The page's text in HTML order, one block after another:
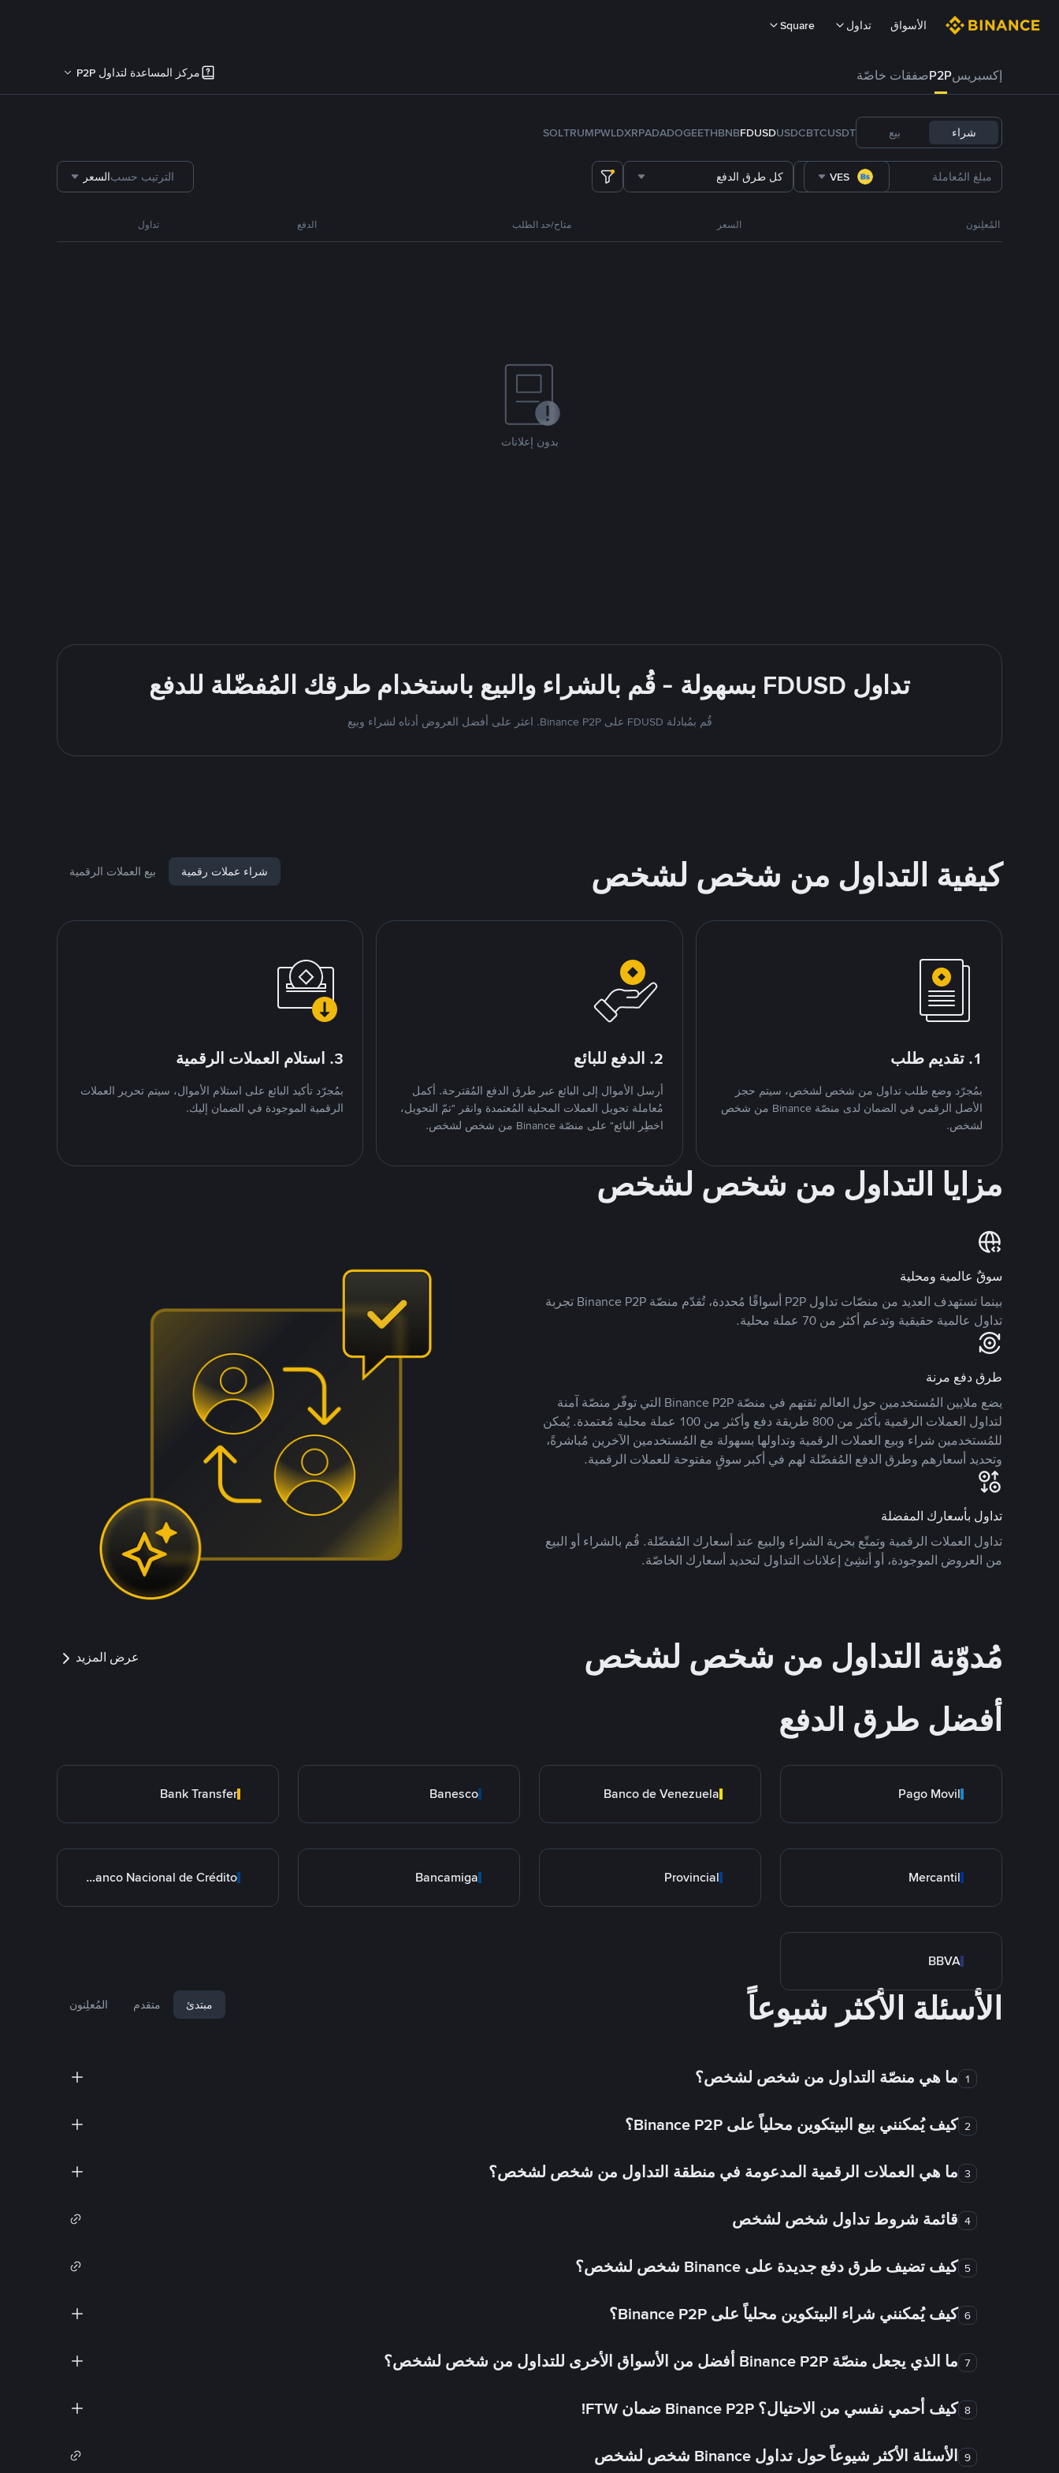
الأسواق تداول Square
إكسبريسP2Pصفقات خاصّة مركز المساعدة لتداول P2P
شراء بيع USDT
BTC
USDC
FDUSD
BNB
ETH
DOGE
ADA
XRP
WLD
TRUMP
SOL
VES كل طرق الدفع الترتيب حسبالسعر
المُعلِنون السعر متاح/حد الطلب الدفع تداول
بدون إعلانات
تداول FDUSD بسهولة - قُم بالشراء والبيع باستخدام طرقك المُفضّلة للدفع
قُم بمُبادلة FDUSD على Binance P2P. اعثر على أفضل العروض أدناه لشراء وبيع
كيفية التداول من شخص لشخص شراء عملات رقمية بيع العملات الرقمية
1. تقديم طلب
بمُجرّد وضع طلب تداول من شخص لشخص، سيتم حجز
الأصل الرقمي في الضمان لدى منصّة Binance من شخص
لشخص.
2. الدفع للبائع
أرسل الأموال إلى البائع عبر طرق الدفع المُقترحة. أكمل
مُعاملة تحويل العملات المحلية المُعتمدة وانقر "تمّ التحويل،
اخطِر البائع" على منصّة Binance من شخص لشخص.
3. استلام العملات الرقمية
بمُجرّد تأكيد البائع على استلام الأموال، سيتم تحرير العملات
الرقمية الموجودة في الضمان إليك.
مزايا التداول من شخص لشخص
سوقٌ عالمية ومحلية
بينما تستهدف العديد من منصّات تداول P2P أسواقًا مُحددة، تُقدّم منصّة Binance P2P تجربة
تداول عالمية حقيقية وتدعم أكثر من 70 عملة محلية.
طرق دفع مرنة
يضع ملايين المُستخدمين حول العالم ثقتهم في منصّة Binance P2P التي توفّر منصّة آمنة
لتداول العملات الرقمية بأكثر من 800 طريقة دفع وأكثر من 100 عملة محلية مُعتمدة. يُمكن
للمُستخدمين شراء وبيع العملات الرقمية وتداولها بسهولة مع المُستخدمين الآخرين مُباشرةً،
وتحديد أسعارهم وطرق الدفع المُفضّلة لهم في أكبر سوقٍ مفتوحة للعملات الرقمية.
تداول بأسعارك المفضلة
تداول العملات الرقمية وتمتّع بحرية الشراء والبيع عند أسعارك المُفضّلة. قُم بالشراء أو البيع
من العروض الموجودة، أو أنشِئ إعلانات التداول لتحديد أسعارك الخاصّة.
مُدوّنة التداول من شخص لشخص عرض المزيد
أفضل طرق الدفع
Pago Movil
Banco de Venezuela
Banesco
Bank Transfer
Mercantil
Provincial
Bancamiga
BNC Banco Nacional de Crédito
BBVA
الأسئلة الأكثر شيوعاً مبتدئ متقدم المُعلِنون
1 ما هي منصّة التداول من شخص لشخص؟
2 كيف يُمكنني بيع البيتكوين محلياً على Binance P2P؟
3 ما هي العملات الرقمية المدعومة في منطقة التداول من شخص لشخص؟
4 قائمة شروط تداول شخص لشخص
5 كيف تضيف طرق دفع جديدة على Binance شخص لشخص؟
6 كيف يُمكنني شراء البيتكوين محلياً على Binance P2P؟
7 ما الذي يجعل منصّة Binance P2P أفضل من الأسواق الأخرى للتداول من شخص لشخص؟
8 كيف أحمي نفسي من الاحتيال؟ Binance P2P ضمان FTW!
9 الأسئلة الأكثر شيوعاً حول تداول Binance شخص لشخص